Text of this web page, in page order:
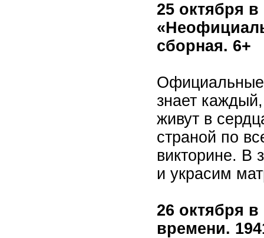
25 октября в
сборная. 6+
Официальные
знает
живут в
страной по
викторине. В
и украсим
26 октября
времени.